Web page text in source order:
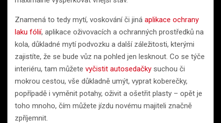
Znamená to tedy mytí, voskování či jiná aplikace ochrany
laku fólií, aplikace oživovacích a ochranných prostředků na
kola, důkladné mytí podvozku a další záležitosti, kterými
zajistíte, že se bude vůz na pohled jen lesknout. Co se týče
interiéru, tam můžete vyčistit autosedačky suchou či
mokrou cestou, vše důkladně umýt, vyprat koberečky,
popřípadě i vyměnit potahy, oživit a ošetřit plasty – opět je
toho mnoho, čím můžete jízdu novému majiteli značně
zpříjemnit.